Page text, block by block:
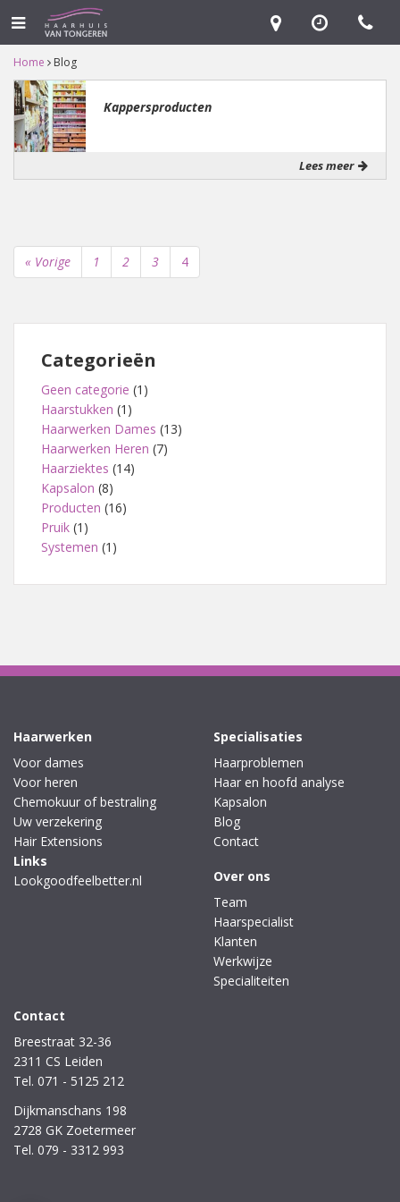
Home Blog
Kappersproducten
Lees meer
« Vorige 1 2 3 4
Categorieën
Geen categorie (1)
Haarstukken (1)
Haarwerken Dames (13)
Haarwerken Heren (7)
Haarziektes (14)
Kapsalon (8)
Producten (16)
Pruik (1)
Systemen (1)
Haarwerken
Voor dames
Voor heren
Chemokuur of bestraling
Uw verzekering
Hair Extensions
Links
Lookgoodfeelbetter.nl
Specialisaties
Haarproblemen
Haar en hoofd analyse
Kapsalon
Blog
Contact
Over ons
Team
Haarspecialist
Klanten
Werkwijze
Specialiteiten
Contact
Breestraat 32-36
2311 CS Leiden
Tel. 071 - 5125 212
Dijkmanschans 198
2728 GK Zoetermeer
Tel. 079 - 3312 993